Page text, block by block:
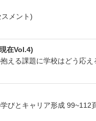
メント)
在Vol.4)
る課題に学校はどう応
びとキャリア形成 99~112